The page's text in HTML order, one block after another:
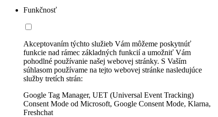
Funkčnosť
Akceptovaním týchto služieb Vám môžeme poskytnúť
funkcie nad rámec základných funkcií a umožniť Vám
pohodlné používanie našej webovej stránky. S Vaším
súhlasom používame na tejto webovej stránke nasledujúce
služby tretích strán:
Google Tag Manager, UET (Universal Event Tracking)
Consent Mode od Microsoft, Google Consent Mode, Klarna,
Freshchat